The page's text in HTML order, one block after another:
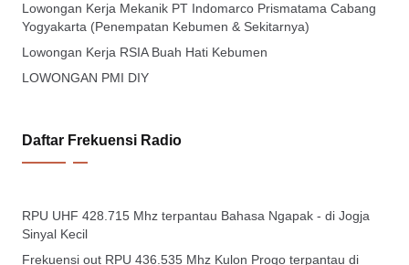
Lowongan Kerja Mekanik PT Indomarco Prismatama Cabang
Yogyakarta (Penempatan Kebumen & Sekitarnya)
Lowongan Kerja RSIA Buah Hati Kebumen
LOWONGAN PMI DIY
Daftar Frekuensi Radio
RPU UHF 428.715 Mhz terpantau Bahasa Ngapak - di Jogja
Sinyal Kecil
Frekuensi out RPU 436.535 Mhz Kulon Progo terpantau di